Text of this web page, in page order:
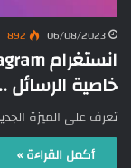
06/08/2023
892
خاصية الرسائل
تعرف على الميزة
أكمل القراءة »